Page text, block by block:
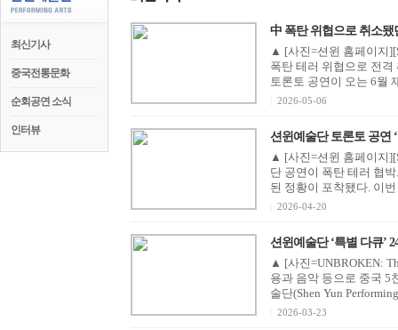
최신기사
중국전통문화
순회공연 소식
인터뷰
中 폭탄 위협으로 취소됐
▲ [사진=션윈 홈페이지
폭탄 테러 위협으로 전격
토론토 공연이 오는 6월
2026-05-06
션윈예술단 토론토 공연
▲ [사진=션윈 홈페이지
단 공연이 폭탄 테러 협
된 정황이 포착됐다. 이
2026-04-20
션윈예술단 ‘특별 다큐’
▲ [사진=UNBROKEN:
용과 음악 등으로 중국 5
술단(Shen Yun
2026-03-23